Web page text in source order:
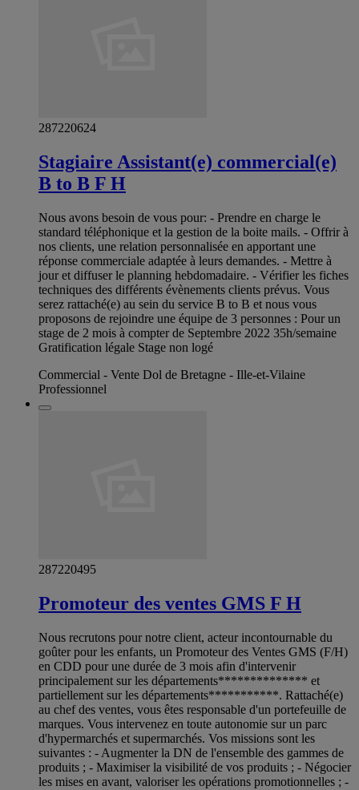
287220624
Stagiaire Assistant(e) commercial(e)
B to B F H
Nous avons besoin de vous pour: - Prendre en charge le
standard téléphonique et la gestion de la boite mails. - Offrir à
nos clients, une relation personnalisée en apportant une
réponse commerciale adaptée à leurs demandes. - Mettre à
jour et diffuser le planning hebdomadaire. - Vérifier les fiches
techniques des différents évènements clients prévus. Vous
serez rattaché(e) au sein du service B to B et nous vous
proposons de rejoindre une équipe de 3 personnes : Pour un
stage de 2 mois à compter de Septembre 2022 35h/semaine
Gratification légale Stage non logé
Commercial - Vente Dol de Bretagne - Ille-et-Vilaine
Professionnel
287220495
Promoteur des ventes GMS F H
Nous recrutons pour notre client, acteur incontournable du
goûter pour les enfants, un Promoteur des Ventes GMS (F/H)
en CDD pour une durée de 3 mois afin d'intervenir
principalement sur les départements************** et
partiellement sur les départements***********. Rattaché(e)
au chef des ventes, vous êtes responsable d'un portefeuille de
marques. Vous intervenez en toute autonomie sur un parc
d'hypermarchés et supermarchés. Vos missions sont les
suivantes : - Augmenter la DN de l'ensemble des gammes de
produits ; - Maximiser la visibilité de vos produits ; - Négocier
les mises en avant, valoriser les opérations promotionnelles ; -